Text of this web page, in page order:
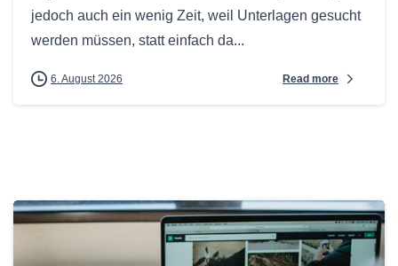
jedoch auch ein wenig Zeit, weil Unterlagen gesucht
werden müssen, statt einfach da...
6. August 2026 Read more